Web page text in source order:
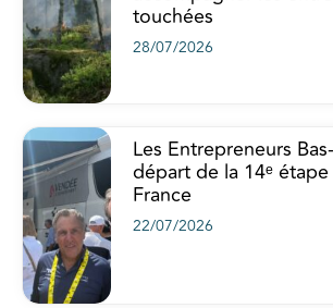
touchées
28/07/2026
Les Entrepreneurs
départ de la 14ᵉ
France
22/07/2026